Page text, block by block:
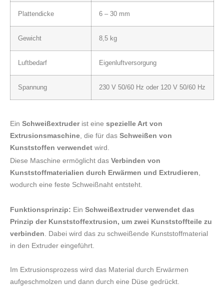
Plattendicke 6 – 30 mm
Gewicht 8,5 kg
Luftbedarf Eigenluftversorgung
Spannung 230 V 50/60 Hz oder 120 V 50/60 Hz
Ein Schweißextruder ist eine spezielle Art von
Extrusionsmaschine, die für das Schweißen von
Kunststoffen verwendet wird.
Diese Maschine ermöglicht das Verbinden von
Kunststoffmaterialien durch Erwärmen und Extrudieren,
wodurch eine feste Schweißnaht entsteht.
Funktionsprinzip: Ein Schweißextruder verwendet das
Prinzip der Kunststoffextrusion, um zwei Kunststoffteile zu
verbinden. Dabei wird das zu schweißende Kunststoffmaterial
in den Extruder eingeführt.
Im Extrusionsprozess wird das Material durch Erwärmen
aufgeschmolzen und dann durch eine Düse gedrückt.